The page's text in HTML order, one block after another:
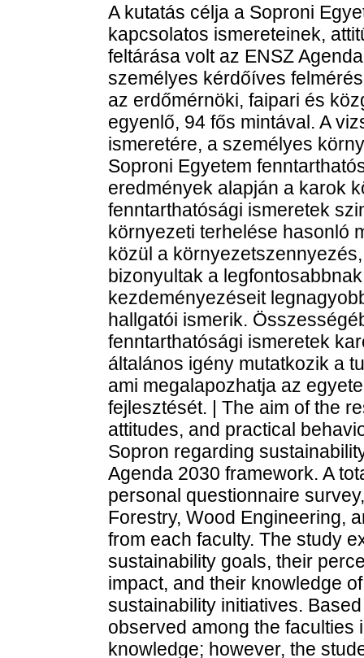
A kutatás célja a Soproni
kapcsolatos ismereteinek,
feltárása volt az ENSZ
személyes kérdőíves
az erdőmérnöki, faipari és
egyenlő, 94 fős mintával. A
ismeretére, a személyes
Soproni Egyetem
eredmények alapján a karok
fenntarthatósági ismeretek
környezeti terhelése hasonló
közül a
bizonyultak a
kezdeményezéseit
hallgatói ismerik.
fenntarthatósági ismeretek
általános igény mutatkozik a
ami megalapozhatja az
fejlesztését. | The aim of the
attitudes, and practical
Sopron regarding
Agenda 2030 framework. A
personal questionnaire
Forestry, Wood Engineering,
from each faculty. The study
sustainability goals, their
impact, and their knowledge
sustainability initiatives.
observed among the faculties
knowledge; however, the